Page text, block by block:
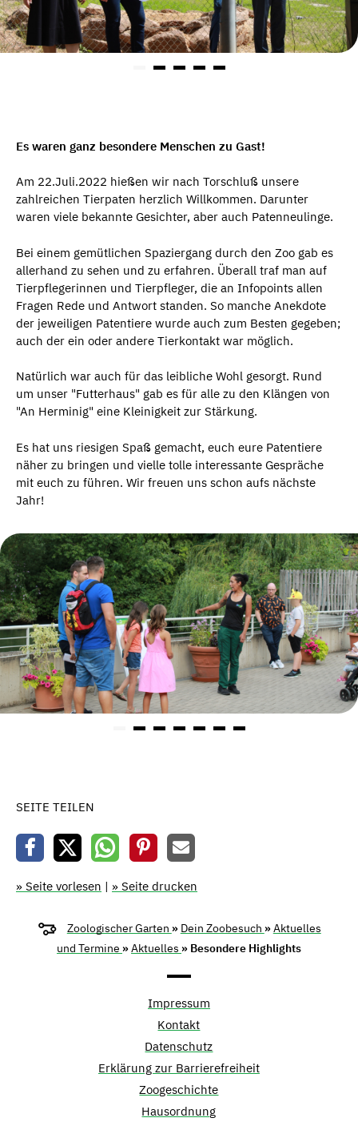
Es waren ganz besondere Menschen zu Gast!
Am 22.Juli.2022 hießen wir nach Torschluß unsere
zahlreichen Tierpaten herzlich Willkommen. Darunter
waren viele bekannte Gesichter, aber auch Patenneulinge.
Bei einem gemütlichen Spaziergang durch den Zoo gab es
allerhand zu sehen und zu erfahren. Überall traf man auf
Tierpflegerinnen und Tierpfleger, die an Infopoints allen
Fragen Rede und Antwort standen. So manche Anekdote
der jeweiligen Patentiere wurde auch zum Besten gegeben;
auch der ein oder andere Tierkontakt war möglich.
Natürlich war auch für das leibliche Wohl gesorgt. Rund
um unser "Futterhaus" gab es für alle zu den Klängen von
"An Herminig" eine Kleinigkeit zur Stärkung.
Es hat uns riesigen Spaß gemacht, euch eure Patentiere
näher zu bringen und vielle tolle interessante Gespräche
mit euch zu führen. Wir freuen uns schon aufs nächste
Jahr!
SEITE TEILEN
» Seite vorlesen | » Seite drucken
Zoologischer Garten » Dein Zoobesuch »Aktuelles
und Termine »Aktuelles » Besondere Highlights
Impressum
Kontakt
Datenschutz
Erklärung zur Barrierefreiheit
Zoogeschichte
Hausordnung